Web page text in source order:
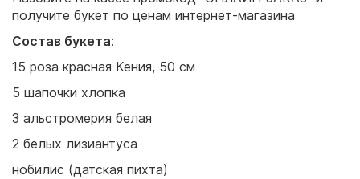
получите букет по ценам интернет-магазина
Состав букета:
15 роза красная Кения, 50 см
5 шапочки хлопка
3 альстромерия белая
2 белых лизиантуса
нобилис (датская пихта)